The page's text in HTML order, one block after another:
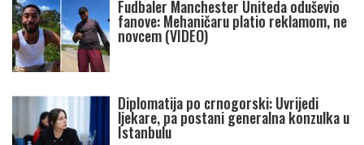
Fudbaler Manchester Uniteda oduševio
fanove: Mehaničaru platio reklamom, ne
novcem (VIDEO)
Diplomatija po crnogorski: Uvrijedi
ljekare, pa postani generalna konzulka u
Istanbulu